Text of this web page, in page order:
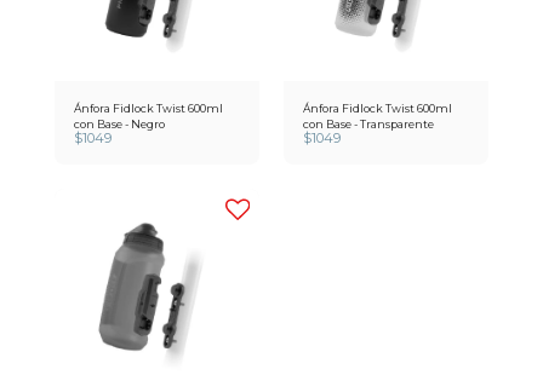
Ánfora Fidlock Twist 600ml
con Base - Negro
$1049
Ánfora Fidlock Twist 600ml
con Base - Transparente
$1049